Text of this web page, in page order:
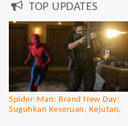
TOP UPDATES
Spider-Man: Brand New Day:
Suguhkan Keseruan, Kejutan,